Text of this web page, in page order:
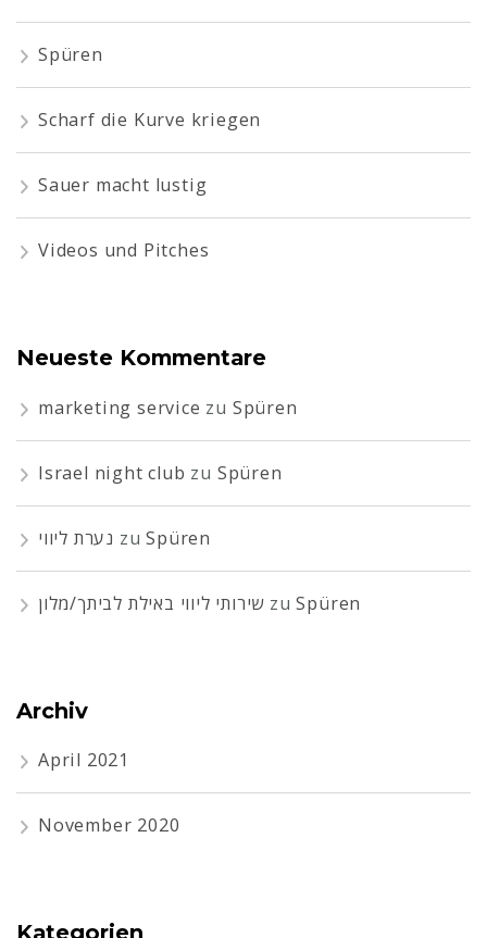
Spüren
Scharf die Kurve kriegen
Sauer macht lustig
Videos und Pitches
Neueste Kommentare
marketing service zu Spüren
Israel night club zu Spüren
נערת ליווי zuSpüren
שירותי ליווי באילת לביתך/מלון zuSpüren
Archiv
April 2021
November 2020
Kategorien